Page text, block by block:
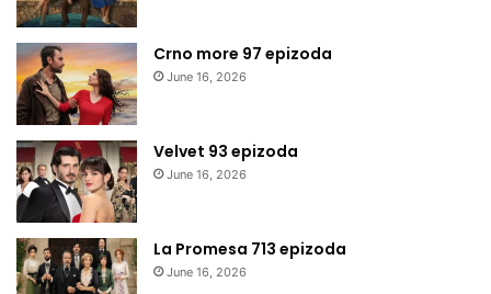
Crno more 97 epizoda
June 16, 2026
Velvet 93 epizoda
June 16, 2026
La Promesa 713 epizoda
June 16, 2026